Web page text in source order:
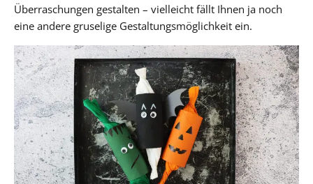
Überraschungen gestalten – vielleicht fällt Ihnen ja noch
eine andere gruselige Gestaltungsmöglichkeit ein.